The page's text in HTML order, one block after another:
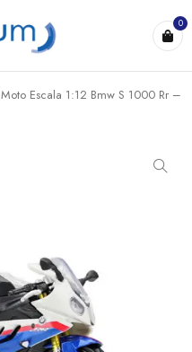
0
Moto Escala 1:12 Bmw S 1000 Rr –